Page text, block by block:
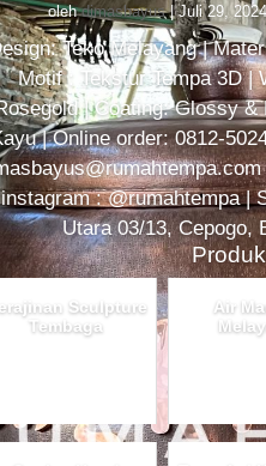
olehdimasbayus|Juli 29, 2024
Teko Melayang |
Motif : Tekstur Tempa 3D |
| Coating: Glossy
| Online order: 0812-
: @rumahtempa |
Utara 03/13, Cepogo,
Sculpture
Tembaga
Air